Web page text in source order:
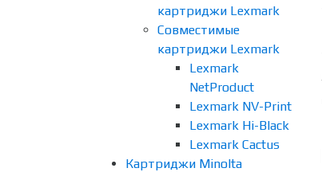
картриджи Lexmark
Совместимые
картриджи Lexmark
Lexmark
NetProduct
Lexmark NV-Print
Lexmark Hi-Black
Lexmark Cactus
Картриджи Minolta